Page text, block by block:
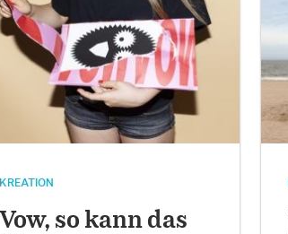
KREATION
Vow, so kann das